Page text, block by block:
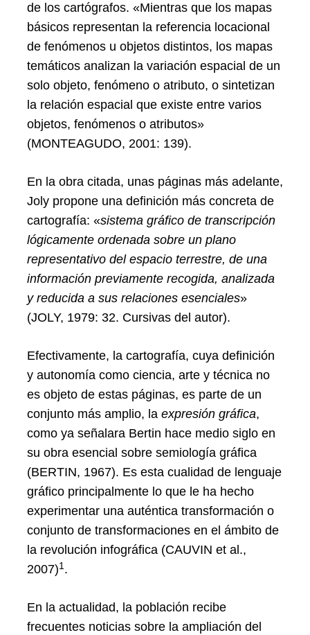
de los cartógrafos. «Mientras que los mapas
básicos representan la referencia locacional
de fenómenos u objetos distintos, los mapas
temáticos analizan la variación espacial de un
solo objeto, fenómeno o atributo, o sintetizan
la relación espacial que existe entre varios
objetos, fenómenos o atributos»
(MONTEAGUDO, 2001: 139).
En la obra citada, unas páginas más adelante,
Joly propone una definición más concreta de
cartografía: «sistema gráfico de transcripción
lógicamente ordenada sobre un plano
representativo del espacio terrestre, de una
información previamente recogida, analizada
y reducida a sus relaciones esenciales»
(JOLY, 1979: 32. Cursivas del autor).
Efectivamente, la cartografía, cuya definición
y autonomía como ciencia, arte y técnica no
es objeto de estas páginas, es parte de un
conjunto más amplio, la expresión gráfica,
como ya señalara Bertin hace medio siglo en
su obra esencial sobre semiología gráfica
(BERTIN, 1967). Es esta cualidad de lenguaje
gráfico principalmente lo que le ha hecho
experimentar una auténtica transformación o
conjunto de transformaciones en el ámbito de
la revolución infográfica (CAUVIN et al.,
2007)1 .
En la actualidad, la población recibe
frecuentes noticias sobre la ampliación del